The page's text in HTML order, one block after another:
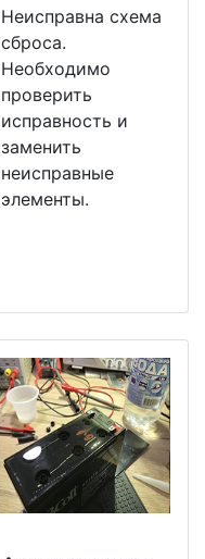
Неисправна схема
сброса.
Необходимо
проверить
исправность и
заменить
неисправные
элементы.